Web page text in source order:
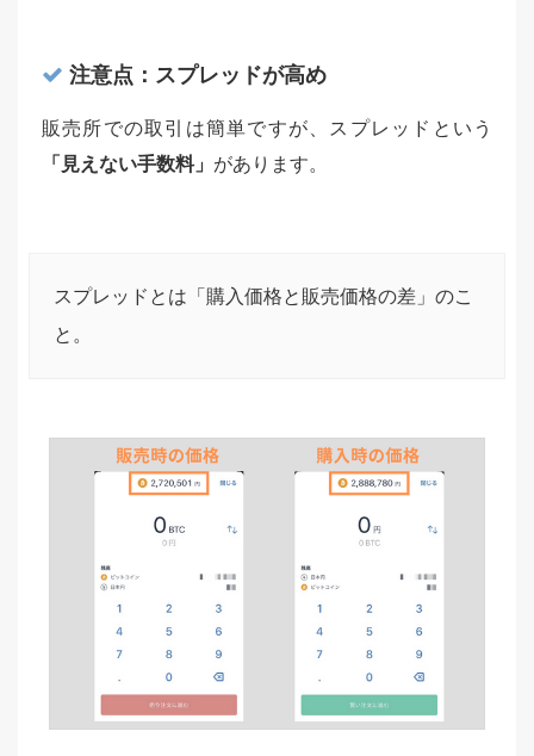
注意点：スプレッドが高め
販売所での取引は簡単ですが、スプレッドという
「見えない手数料」 があります。
スプレッドとは「購入価格と販売価格の差」のこ
と。